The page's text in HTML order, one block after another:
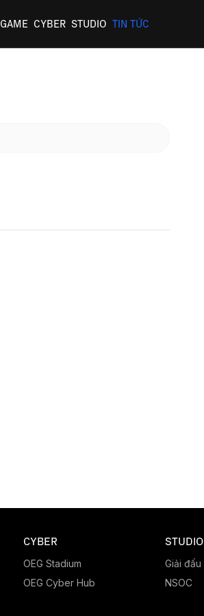
GAME CYBER STUDIO TIN TỨC
CYBER
OEG Stadium
OEG Cyber Hub
STUDIO
Giải đấu
NSOC